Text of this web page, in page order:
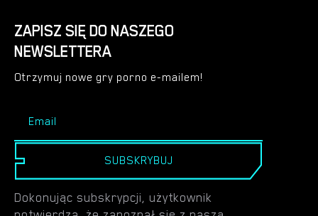
ZAPISZ SIĘ DO NASZEGO
NEWSLETTERA
Otrzymuj nowe gry porno e-mailem!
SUBSKRYBUJ
Dokonując subskrypcji, użytkownik